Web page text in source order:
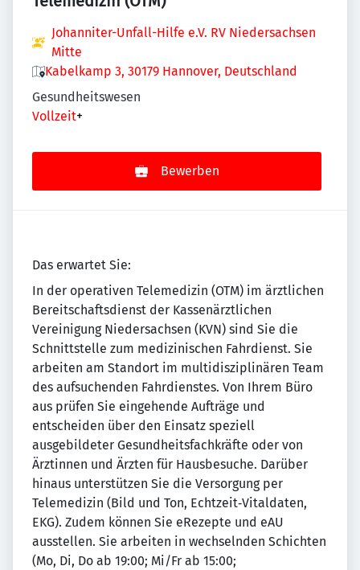
Johanniter-Unfall-Hilfe e.V. RV Niedersachsen
Mitte
Kabelkamp 3, 30179 Hannover, Deutschland
Gesundheitswesen
Vollzeit+
Bewerben
Das erwartet Sie:
In der operativen Telemedizin (OTM) im ärztlichen
Bereitschaftsdienst der Kassenärztlichen
Vereinigung Niedersachsen (KVN) sind Sie die
Schnittstelle zum medizinischen Fahrdienst. Sie
arbeiten am Standort im multidisziplinären Team
des aufsuchenden Fahrdienstes. Von Ihrem Büro
aus prüfen Sie eingehende Aufträge und
entscheiden über den Einsatz speziell
ausgebildeter Gesundheitsfachkräfte oder von
Ärztinnen und Ärzten für Hausbesuche. Darüber
hinaus unterstützen Sie die Versorgung per
Telemedizin (Bild und Ton, Echtzeit‑Vitaldaten,
EKG). Zudem können Sie eRezepte und eAU
ausstellen. Sie arbeiten in wechselnden Schichten
(Mo, Di, Do ab 19:00; Mi/Fr ab 15:00;